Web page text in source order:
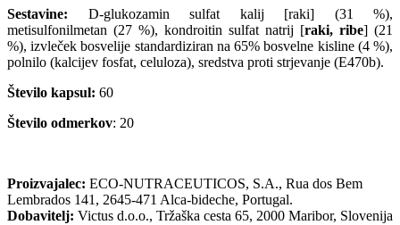
Sestavine: D-glukozamin sulfat kalij [raki] (31 %),
metisulfonilmetan (27 %), kondroitin sulfat natrij [raki, ribe] (21
%), izvleček bosvelije standardiziran na 65% bosvelne kisline (4 %),
polnilo (kalcijev fosfat, celuloza), sredstva proti strjevanje (E470b).
Število kapsul: 60
Število odmerkov: 20
Proizvajalec: ECO-NUTRACEUTICOS, S.A., Rua dos Bem
Lembrados 141, 2645-471 Alca-bideche, Portugal.
Dobavitelj: Victus d.o.o., Tržaška cesta 65, 2000 Maribor, Slovenija